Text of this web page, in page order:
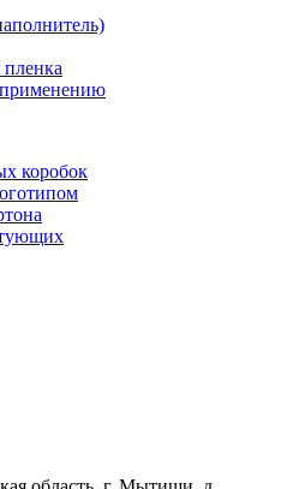
коробок